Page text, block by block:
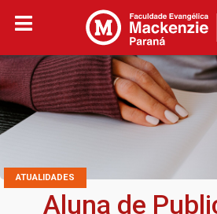
ATUALIDADES
Aluna de